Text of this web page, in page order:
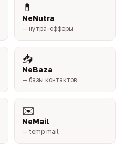
💊
NeNutra
— нутра-офферы
📥
NeBaza
— базы контактов
✉️
NeMail
— temp mail